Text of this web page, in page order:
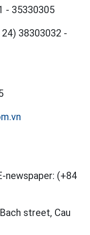
- 35330305
38303032 -
newspaper: (+84
street, Cau